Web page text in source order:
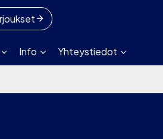
Info Yhteystiedot